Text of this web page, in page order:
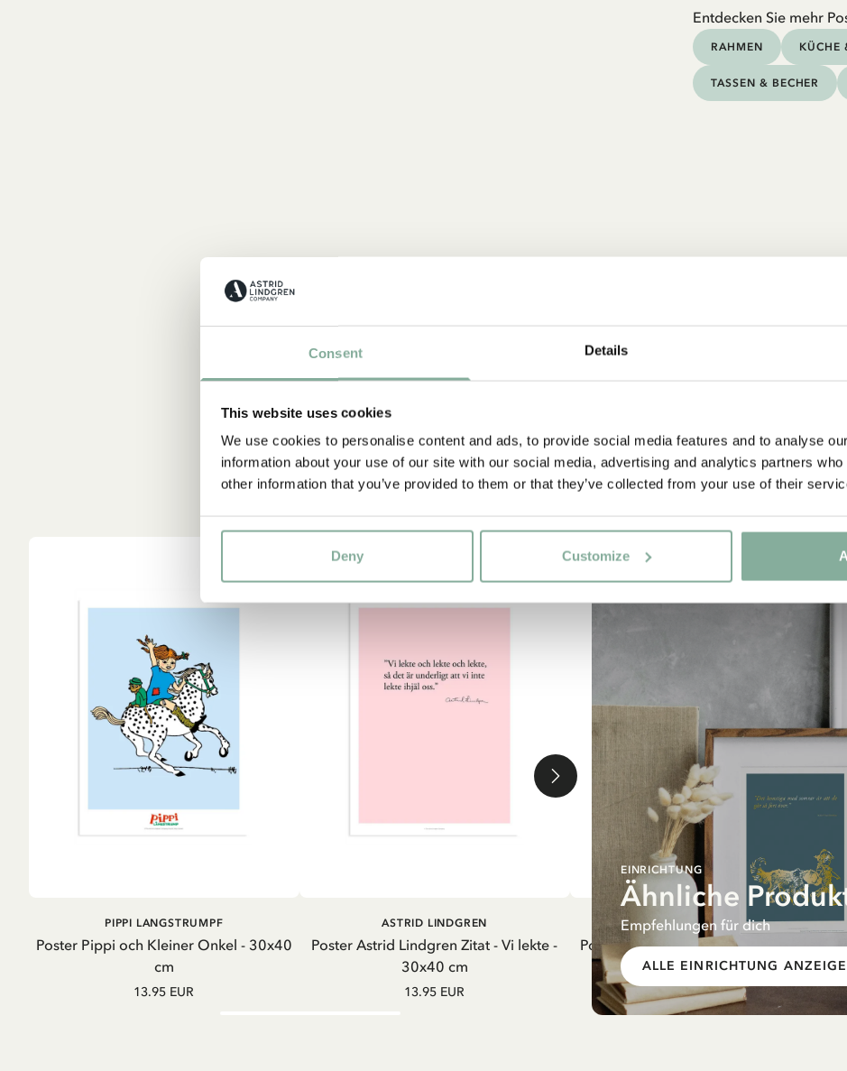
Consent Details
This website uses cookies
We use cookies to personalise content and ads, to provide social media features and to analyse
information about your use of our site with our social media, advertising and analytics partners
other information that you’ve provided to them or that they’ve collected from your use of their
Deny Customize
Entdecken Sie mehr
RAHMEN KÜCHE
TASSEN & BECHER
EINRICHTUNG
Ähnliche
Empfehlungen für dich
ALLE EINRICHTUNG
IN DEN WARENKORB
Poster Pippi och Kleiner Onkel - 30x40
cm
PIPPI LANGSTRUMPF
13.95 EUR
AUSVERKAUFT
Poster Astrid Lindgren Zitat - Vi lekte -
30x40 cm
ASTRID LINDGREN
13.95 EUR
IN DEN WARENKORB
Poster Pippi Langstrumpf Goldkoffer –
30 x 40 cm
PIPPI LANGSTRUMPF
17.90 EUR